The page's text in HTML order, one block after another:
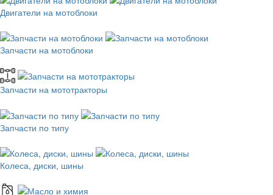
Двигатели на мотоблоки
Запчасти на мотоблоки
Запчасти на мототракторы
Запчасти по типу
Колеса, диски, шины